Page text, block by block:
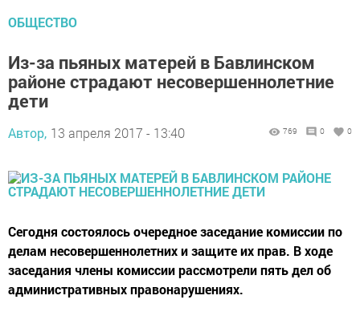
ОБЩЕСТВО
Из-за пьяных матерей в Бавлинском
районе страдают несовершеннолетние
дети
Автор, 13 апреля 2017 - 13:40 769 0 0
Сегодня состоялось очередное заседание комиссии по
делам несовершеннолетних и защите их прав. В ходе
заседания члены комиссии рассмотрели пять дел об
административных правонарушениях.